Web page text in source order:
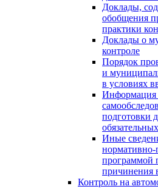
Доклады,
обобщения
практики
Доклады о
контроле
Порядок
и
в условиях
Информация
подготовки
Иные
программой
причинения
Контроль на